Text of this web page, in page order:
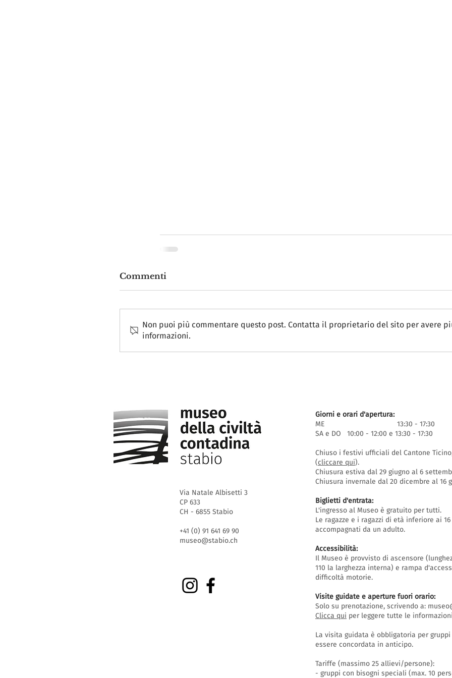
Commenti
Non puoi più commentare questo post. Contatta il proprietario del sito per avere
informazioni.
Via Natale Albisetti 3
CP 633
CH - 6855 Stabio
+41 (0) 91 641 69 90
museo@stabio.ch
Giorni e orari d'apertura:
ME 13:30 - 17:30
SA e DO 10:00 - 12:00 e 13:30 - 17:30
Chiuso i festivi ufficiali del Cantone
(cliccare qui).
Chiusura estiva dal 29 giugno al 6
Chiusura invernale dal 20 dicembre al 16
Biglietti d'entrata:
L'ingresso al Museo è gratuito per tutti.
Le ragazze e i ragazzi di età inferiore ai
accompagnati da un adulto.
Accessibilità:
Il Museo è provvisto di ascensore
110 la larghezza interna) e rampa
difficoltà motorie.
Visite guidate e aperture fuori orario:
Solo su prenotazione, scrivendo a:
Clicca qui per leggere tutte le
La visita guidata è obbligatoria per
essere concordata in anticipo.
Tariffe (massimo 25 allievi/persone):
- gruppi con bisogni speciali (max. 10